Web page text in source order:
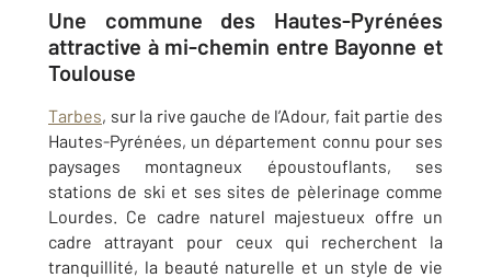
Une commune des Hautes-Pyrénées
attractive à mi-chemin entre Bayonne et
Toulouse
Tarbes, sur la rive gauche de l’Adour, fait partie des
Hautes-Pyrénées, un département connu pour ses
paysages montagneux époustouflants, ses
stations de ski et ses sites de pèlerinage comme
Lourdes. Ce cadre naturel majestueux offre un
cadre attrayant pour ceux qui recherchent la
tranquillité, la beauté naturelle et un style de vie